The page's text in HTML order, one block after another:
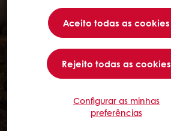
Aceito todas as cookies
Rejeito todas as cookies
Configurar as minhas
preferências